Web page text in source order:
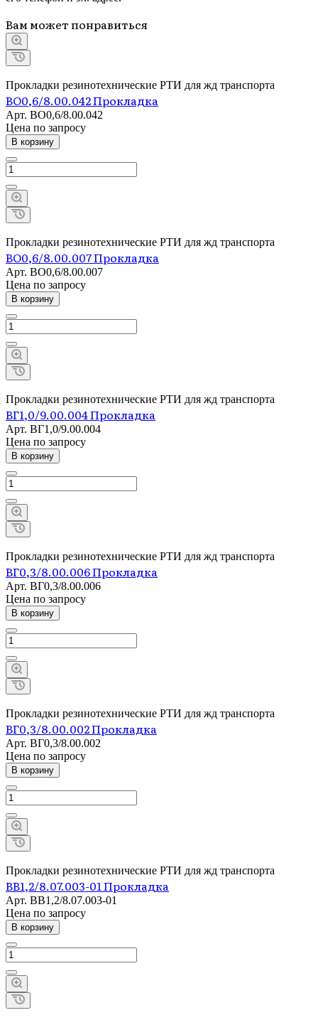
Вам может понравиться
Прокладки резинотехнические РТИ для жд транспорта
ВО0,6/8.00.042 Прокладка
Арт. ВО0,6/8.00.042
Цена по запросу
В корзину
Прокладки резинотехнические РТИ для жд транспорта
ВО0,6/8.00.007 Прокладка
Арт. ВО0,6/8.00.007
Цена по запросу
В корзину
Прокладки резинотехнические РТИ для жд транспорта
ВГ1,0/9.00.004 Прокладка
Арт. ВГ1,0/9.00.004
Цена по запросу
В корзину
Прокладки резинотехнические РТИ для жд транспорта
ВГ0,3/8.00.006 Прокладка
Арт. ВГ0,3/8.00.006
Цена по запросу
В корзину
Прокладки резинотехнические РТИ для жд транспорта
ВГ0,3/8.00.002 Прокладка
Арт. ВГ0,3/8.00.002
Цена по запросу
В корзину
Прокладки резинотехнические РТИ для жд транспорта
ВВ1,2/8.07.003-01 Прокладка
Арт. ВВ1,2/8.07.003-01
Цена по запросу
В корзину